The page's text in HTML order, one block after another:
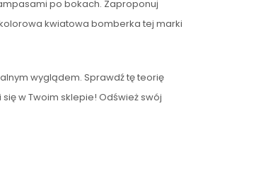
po bokach. Zaproponuj
kwiatowa bomberka tej marki
wyglądem. Sprawdź tę teorię
w Twoim sklepie! Odśwież swój